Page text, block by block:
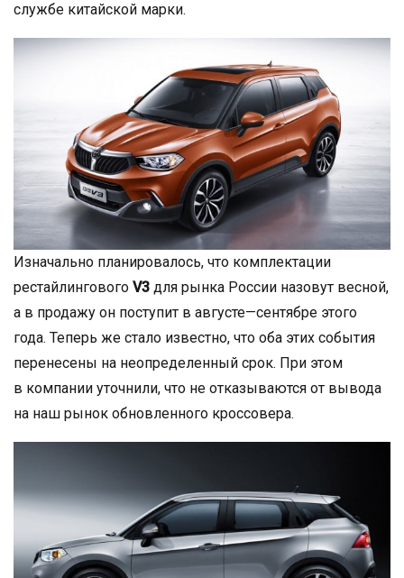
службе китайской марки.
Изначально планировалось, что комплектации
рестайлингового V3 для рынка России назовут весной,
а в продажу он поступит в августе—сентябре этого
года. Теперь же стало известно, что оба этих события
перенесены на неопределенный срок. При этом
в компании уточнили, что не отказываются от вывода
на наш рынок обновленного кроссовера.